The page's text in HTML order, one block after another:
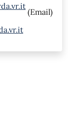
(Email)